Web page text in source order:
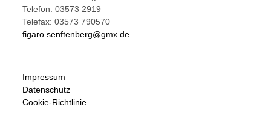
Telefon: 03573 2919
Telefax: 03573 790570
figaro.senftenberg@gmx.de
Impressum
Datenschutz
Cookie-Richtlinie